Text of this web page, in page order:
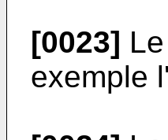
[0023]
exemple